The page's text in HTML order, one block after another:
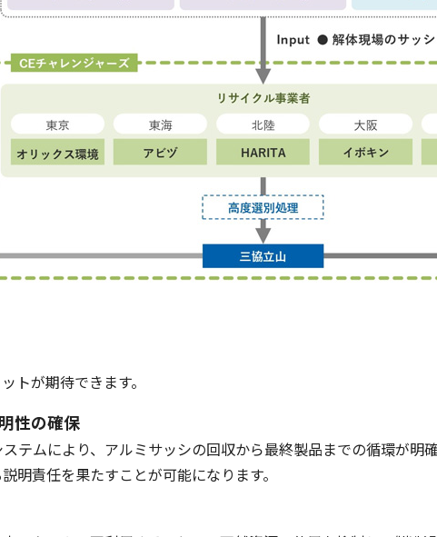
トが期待できます。
性の確保
テムにより、アルミサッシの回収から最終製品までの循環が明
明責任を果たすことが可能になります。